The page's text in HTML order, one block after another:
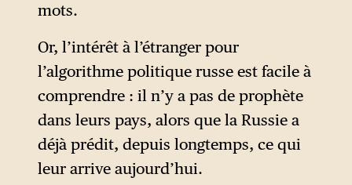
mots.
Or, l’intérêt à l’étranger pour
l’algorithme politique russe est facile à
comprendre : il n’y a pas de prophète
dans leurs pays, alors que la Russie a
déjà prédit, depuis longtemps, ce qui
leur arrive aujourd’hui.